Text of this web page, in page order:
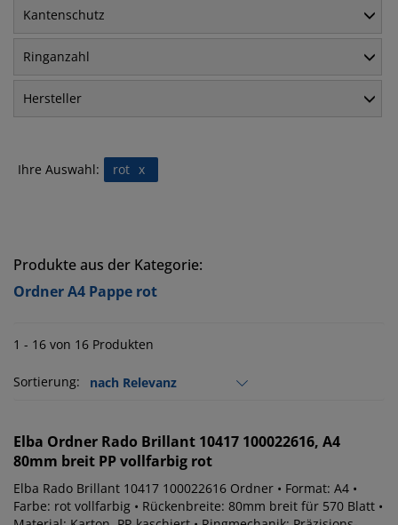
Kantenschutz
Ringanzahl
Hersteller
Ihre Auswahl: x
rot
Produkte aus der Kategorie:
Ordner A4 Pappe rot
1 - 16 von 16 Produkten
Sortierung:
Elba Ordner Rado Brillant 10417 100022616, A4
80mm breit PP vollfarbig rot
Elba Rado Brillant 10417 100022616 Ordner • Format: A4 •
Farbe: rot vollfarbig • Rückenbreite: 80mm breit für 570 Blatt •